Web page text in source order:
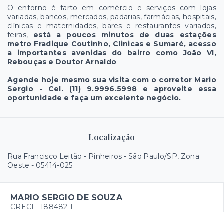
O entorno é farto em comércio e serviços com lojas
variadas, bancos, mercados, padarias, farmácias, hospitais,
clínicas e maternidades, bares e restaurantes variados,
feiras, está a poucos minutos de duas estações
metro Fradique Coutinho, Clinicas e Sumaré, acesso
a importantes avenidas do bairro como João VI,
Rebouças e Doutor Arnaldo.
Agende hoje mesmo sua visita com o corretor Mario
Sergio - Cel. (11) 9.9996.5998 e aproveite essa
oportunidade e faça um excelente negócio.
Localização
Rua Francisco Leitão - Pinheiros - São Paulo/SP, Zona
Oeste - 05414-025
MARIO SERGIO DE SOUZA
CRECI - 188482-F